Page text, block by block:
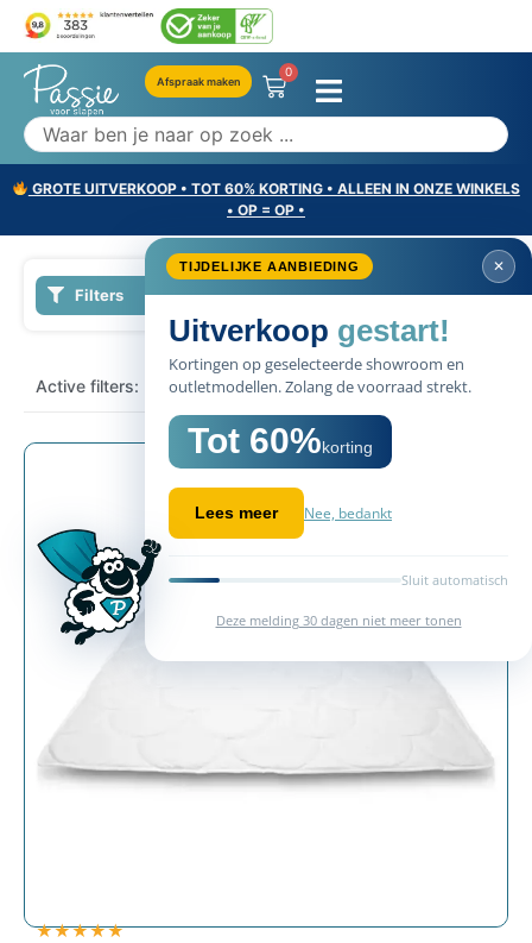
Afspraak maken
0
GROTE UITVERKOOP • TOT 60% KORTING • ALLEEN IN ONZE WINKELS
• OP = OP •
TIJDELIJKE AANBIEDING ✕
Uitverkoop gestart!
Kortingen op geselecteerde showroom en
outletmodellen. Zolang de voorraad strekt.
Tot 60%korting
Lees meer Nee, bedankt
Sluit automatisch
Deze melding 30 dagen niet meer tonen
Filters
Active filters: Luchtig dekbed ×
★★★★★